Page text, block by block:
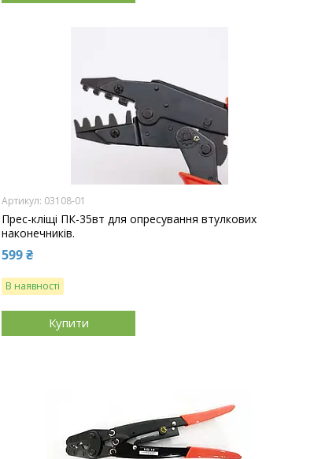
03108-01
Прес-кліщі ПК-35вт для опресування втулкових
наконечників.
599 ₴
В наявності
Купити